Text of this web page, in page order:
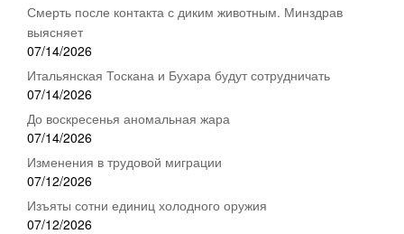
Смерть после контакта с диким животным. Минздрав
выясняет
07/14/2026
Итальянская Тоскана и Бухара будут сотрудничать
07/14/2026
До воскресенья аномальная жара
07/14/2026
Изменения в трудовой миграции
07/12/2026
Изъяты сотни единиц холодного оружия
07/12/2026